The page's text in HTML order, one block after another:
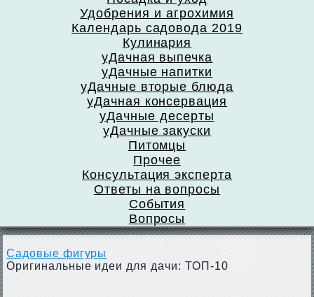
Удобрения и агрохимия
Календарь садовода 2019
Кулинария
уДачная выпечка
уДачные напитки
уДачные вторые блюда
уДачная консервация
уДачные десерты
уДачные закуски
Питомцы
Прочее
Консультация эксперта
Ответы на вопросы
События
Вопросы
Садовые фигуры
Оригинальные идеи для дачи: ТОП-10